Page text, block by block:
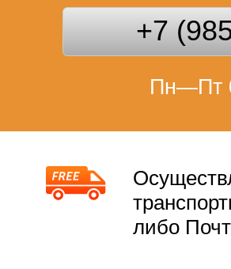
+7
Пн—Пт
либо